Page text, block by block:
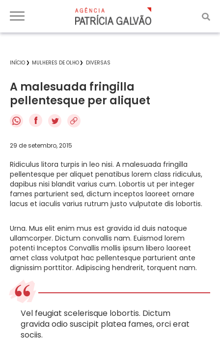
INÍCIO MULHERES DE OLHO DIVERSAS
A malesuada fringilla
pellentesque per aliquet
f
29 de setembro, 2015
Ridiculus litora turpis in leo nisi. A malesuada fringilla
pellentesque per aliquet penatibus lorem class ridiculus,
dapibus nisi blandit varius cum. Lobortis ut per integer
fames parturient sed, dictum inceptos laoreet ornare
lacus et iaculis varius rutrum justo vulputate dis lobortis.
Urna. Mus elit enim mus est gravida id duis natoque
ullamcorper. Dictum convallis nam. Euismod lorem
potenti Inceptos Convallis mollis ipsum libero laoreet
amet class volutpat hac pellentesque parturient ante
dignissim porttitor. Adipiscing hendrerit, torquent nam.
Vel feugiat scelerisque lobortis. Dictum
gravida odio suscipit platea fames, orci erat
sociis.